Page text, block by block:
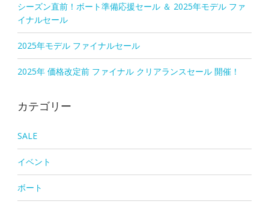
シーズン直前！ボート準備応援セール ＆ 2025年モデル ファ
イナルセール
2025年モデル ファイナルセール
2025年 価格改定前 ファイナル クリアランスセール 開催！
カテゴリー
SALE
イベント
ボート